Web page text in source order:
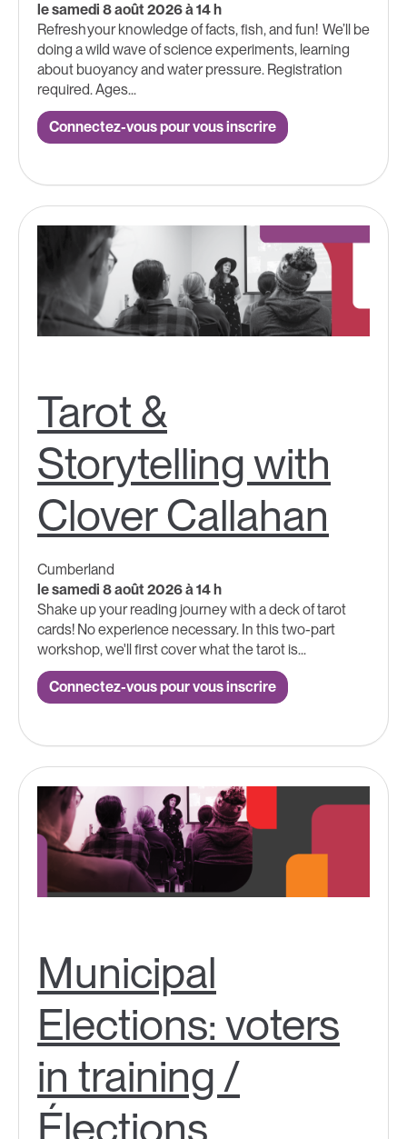
le samedi 8 août 2026 à 14 h
Refresh your knowledge of facts, fish, and fun! We’ll be
doing a wild wave of science experiments, learning
about buoyancy and water pressure. Registration
required. Ages...
Connectez-vous pour vous inscrire
Tarot &
Storytelling with
Clover Callahan
Cumberland
le samedi 8 août 2026 à 14 h
Shake up your reading journey with a deck of tarot
cards! No experience necessary. In this two-part
workshop, we'll first cover what the tarot is...
Connectez-vous pour vous inscrire
Municipal
Elections: voters
in training /
Élections